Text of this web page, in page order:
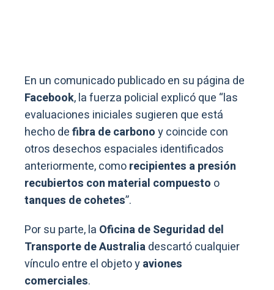
En un comunicado publicado en su página de
Facebook, la fuerza policial explicó que “las
evaluaciones iniciales sugieren que está
hecho defibra de carbonoy coincide con
otros desechos espaciales identificados
anteriormente, comorecipientes a presión
recubiertos con material compuesto o
tanques de cohetes”.
Por su parte, la Oficina de Seguridad del
Transporte de Australiadescartó cualquier
vínculo entre el objeto yaviones
comerciales.